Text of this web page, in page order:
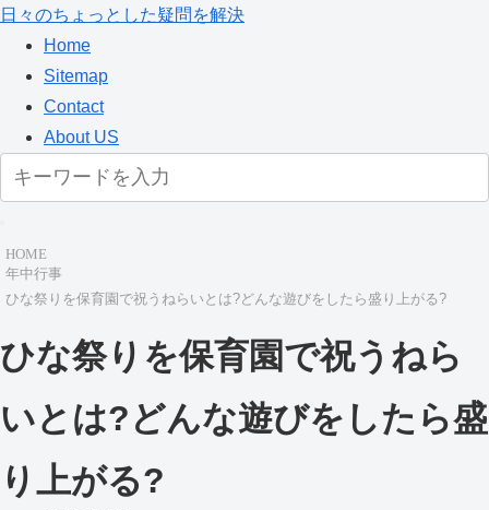
日々のちょっとした疑問を解決
Home
Sitemap
Contact
About US
HOME
年中行事
ひな祭りを保育園で祝うねらいとは?どんな遊びをしたら盛り上がる?
ひな祭りを保育園で祝うねら
いとは?どんな遊びをしたら盛
り上がる?